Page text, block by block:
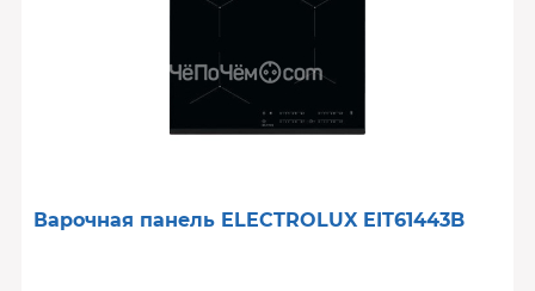
Варочная панель ELECTROLUX EIT61443B